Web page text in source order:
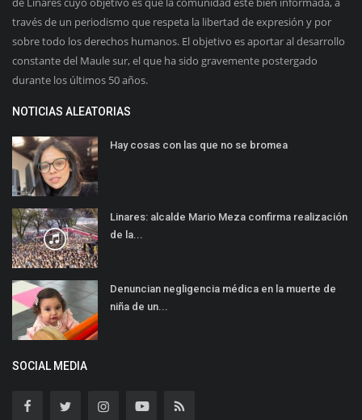
través de un periodismo que respeta la libertad de expresión y por
sobre todo los derechos humanos. El objetivo es aportar al desarrollo
constante del Maule sur, el que ha sido gravemente postergado
durante los últimos 50 años.
NOTICIAS ALEATORIAS
Hay cosas con las que no se bromea
Linares: alcalde Mario Meza confirma realización
de la...
Denuncian negligencia médica en la muerte de
niña de un...
SOCIAL MEDIA